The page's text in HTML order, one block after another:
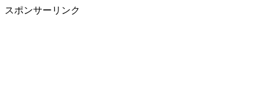
スポンサーリンク